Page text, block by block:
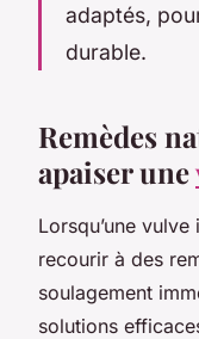
adaptés,
durable.
Remèdes
apaiser une
Lorsqu’une
recourir à des
soulagement
solutions